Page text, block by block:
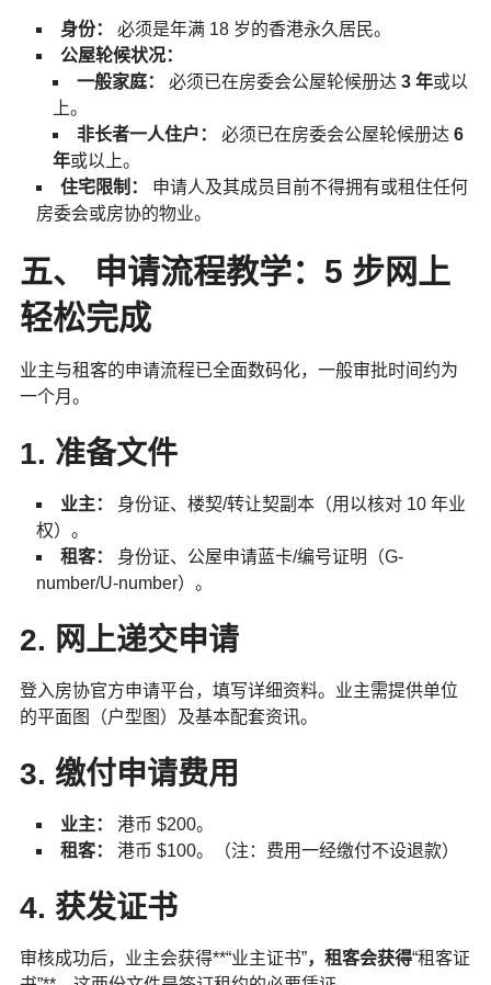
身份：
必须是年满 18 岁的香港永久居民。
公屋轮候状况：
一般家庭：
必须已在房委会公屋轮候册达 3 年或以
上。
非长者一人住户：
必须已在房委会公屋轮候册达 6
年或以上。
住宅限制：
申请人及其成员目前不得拥有或租住任何
房委会或房协的物业。
五、 申请流程教学：5 步网上
轻松完成
业主与租客的申请流程已全面数码化，一般审批时间约为
一个月。
1. 准备文件
业主：
身份证、楼契/转让契副本（用以核对 10 年业
权）。
租客：
身份证、公屋申请蓝卡/编号证明（G-
number/U-number）。
2. 网上递交申请
登入房协官方申请平台，填写详细资料。业主需提供单位
的平面图（户型图）及基本配套资讯。
3. 缴付申请费用
业主：
港币 $200。
租客：
港币 $100。（注：费用一经缴付不设退款）
4. 获发证书
审核成功后，业主会获得**“业主证书”，租客会获得“租客证